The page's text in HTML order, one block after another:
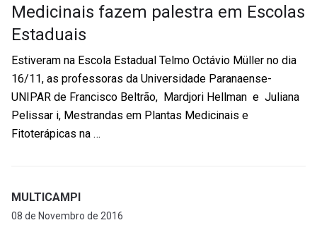
Medicinais fazem palestra em Escolas
Estaduais
Estiveram na Escola Estadual Telmo Octávio Müller no dia
16/11, as professoras da Universidade Paranaense-
UNIPAR de Francisco Beltrão, Mardjori Hellman e Juliana
Pelissar i, Mestrandas em Plantas Medicinais e
Fitoterápicas na …
MULTICAMPI
08 de Novembro de 2016